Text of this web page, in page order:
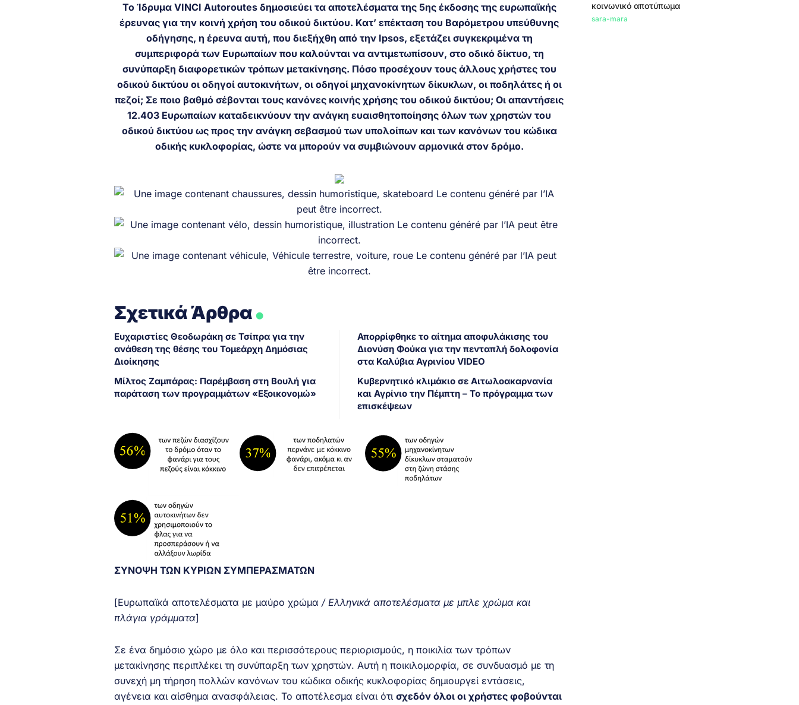
Το Ίδρυμα VINCI Autoroutes δημοσιεύει τα αποτελέσματα της 5ης έκδοσης της ευρωπαϊκής
έρευνας για την κοινή χρήση του οδικού δικτύου. Κατ’ επέκταση του Βαρόμετρου υπεύθυνης
οδήγησης, η έρευνα αυτή, που διεξήχθη από την Ipsos, εξετάζει συγκεκριμένα τη
συμπεριφορά των Ευρωπαίων που καλούνται να αντιμετωπίσουν, στο οδικό δίκτυο, τη
συνύπαρξη διαφορετικών τρόπων μετακίνησης. Πόσο προσέχουν τους άλλους χρήστες του
οδικού δικτύου οι οδηγοί αυτοκινήτων, οι οδηγοί μηχανοκίνητων δίκυκλων, οι ποδηλάτες ή οι
πεζοί; Σε ποιο βαθμό σέβονται τους κανόνες κοινής χρήσης του οδικού δικτύου; Οι απαντήσεις
12.403 Ευρωπαίων καταδεικνύουν την ανάγκη ευαισθητοποίησης όλων των χρηστών του
οδικού δικτύου ως προς την ανάγκη σεβασμού των υπολοίπων και των κανόνων του κώδικα
οδικής κυκλοφορίας, ώστε να μπορούν να συμβιώνουν αρμονικά στον δρόμο.
Σχετικά Άρθρα.
Ευχαριστίες Θεοδωράκη σε Τσίπρα για την
ανάθεση της θέσης του Τομεάρχη Δημόσιας
Διοίκησης
Μίλτος Ζαμπάρας: Παρέμβαση στη Βουλή για
παράταση των προγραμμάτων «Εξοικονομώ»
Απορρίφθηκε το αίτημα αποφυλάκισης του
Διονύση Φούκα για την πενταπλή δολοφονία
στα Καλύβια Αγρινίου VIDEO
Κυβερνητικό κλιμάκιο σε Αιτωλοακαρνανία
και Αγρίνιο την Πέμπτη – Το πρόγραμμα των
επισκέψεων
ΣΥΝΟΨΗ ΤΩΝ ΚΥΡΙΩΝ ΣΥΜΠΕΡΑΣΜΑΤΩΝ
[Ευρωπαϊκά αποτελέσματα με μαύρο χρώμα / Ελληνικά αποτελέσματα με μπλε χρώμα και
πλάγια γράμματα]
Σε ένα δημόσιο χώρο με όλο και περισσότερους περιορισμούς, η ποικιλία των τρόπων
μετακίνησης περιπλέκει τη συνύπαρξη των χρηστών. Αυτή η ποικιλομορφία, σε συνδυασμό με τη
συνεχή μη τήρηση πολλών κανόνων του κώδικα οδικής κυκλοφορίας δημιουργεί εντάσεις,
αγένεια και αίσθημα ανασφάλειας. Το αποτέλεσμα είναι ότι σχεδόν όλοι οι χρήστες φοβούνται
κοινωνικό αποτύπωμα
sara-mara